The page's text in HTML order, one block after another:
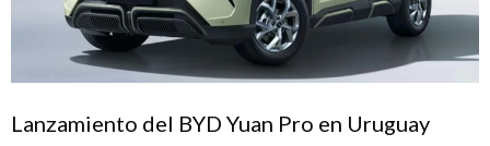
Lanzamiento del BYD Yuan Pro en Uruguay